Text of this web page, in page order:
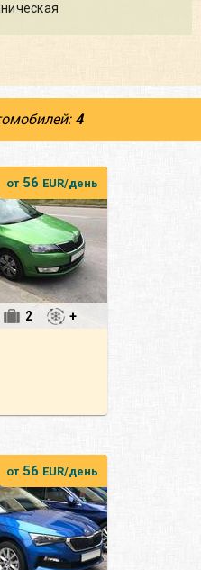
4
от 56 EUR/день
2 +
от 56 EUR/день